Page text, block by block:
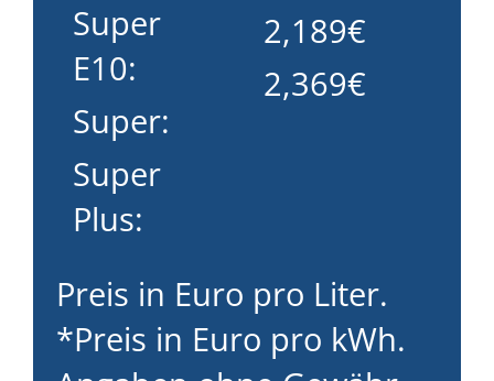
Super
E10:
Super:
Super
Plus:
2,189€
2,369€
Preis in Euro pro Liter.
*Preis in Euro pro kWh.